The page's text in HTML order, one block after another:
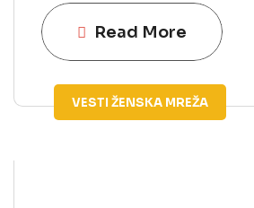
Read More
VESTI ŽENSKA MREŽA